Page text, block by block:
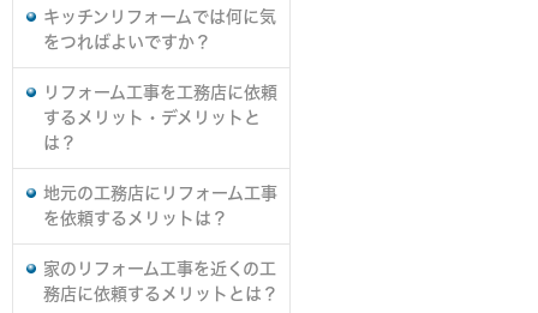
キッチンリフォームでは何に気
をつればよいですか？
リフォーム工事を工務店に依頼
するメリット・デメリットと
は？
地元の工務店にリフォーム工事
を依頼するメリットは？
家のリフォーム工事を近くの工
務店に依頼するメリットとは？